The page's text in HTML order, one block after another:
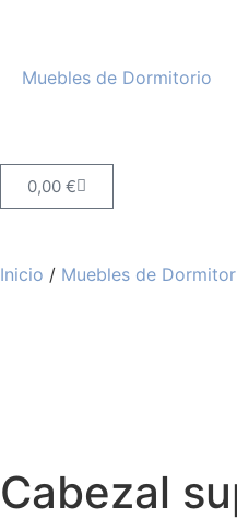
Muebles de Dormitorio
0,00 €
Inicio / Muebles de
Cabezal